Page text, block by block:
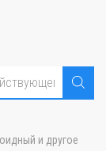
и другое